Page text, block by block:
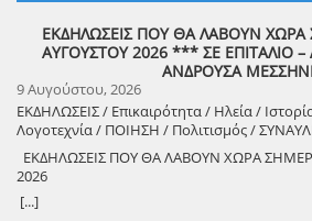
ΕΚΔΗΛΩΣΕΙΣ ΠΟΥ ΘΑ ΛΑΒΟΥΝ ΧΩΡΑ
ΑΥΓΟΥΣΤΟΥ 2026 *** ΣΕ ΕΠΙΤΑΛΙΟ –
ΑΝΔΡΟΥΣΑ
9 Αυγούστου, 2026
ΕΚΔΗΛΩΣΕΙΣ / Επικαιρότητα / Ηλεία /
Λογοτεχνία / ΠΟΙΗΣΗ / Πολιτισμός /
ΕΚΔΗΛΩΣΕΙΣ ΠΟΥ ΘΑ ΛΑΒΟΥΝ ΧΩΡΑ
2026
[...]